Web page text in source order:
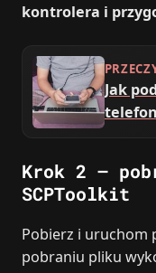
kontrolera i
Jak
Krok 2 –
SCPToolkit
Pobierz i uruchom
pobraniu pliku